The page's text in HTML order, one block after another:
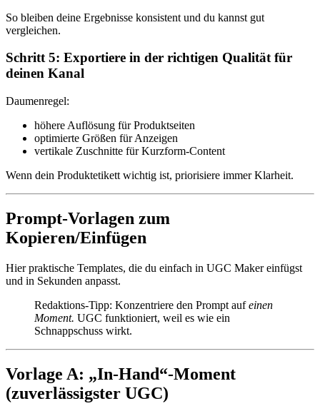
So bleiben deine Ergebnisse konsistent und du kannst gut
vergleichen.
Schritt 5: Exportiere in der richtigen Qualität für
deinen Kanal
Daumenregel:
höhere Auflösung für Produktseiten
optimierte Größen für Anzeigen
vertikale Zuschnitte für Kurzform-Content
Wenn dein Produktetikett wichtig ist, priorisiere immer Klarheit.
Prompt-Vorlagen zum
Kopieren/Einfügen
Hier praktische Templates, die du einfach in UGC Maker einfügst
und in Sekunden anpasst.
Redaktions-Tipp: Konzentriere den Prompt aufeinen
Moment. UGC funktioniert, weil es wie ein
Schnappschuss wirkt.
Vorlage A: „In-Hand“-Moment
(zuverlässigster UGC)